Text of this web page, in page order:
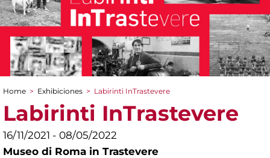
You are here
Home > Exhibiciones > Labirinti InTrastevere
Labirinti InTrastevere
16/11/2021 - 08/05/2022
Museo di Roma in Trastevere